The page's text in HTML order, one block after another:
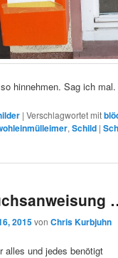
hinnehmen. Sag ich mal.
|Verschlagwortet mit
,Schild |
2015vonChris Kurbjuhn
und jedes benötigt